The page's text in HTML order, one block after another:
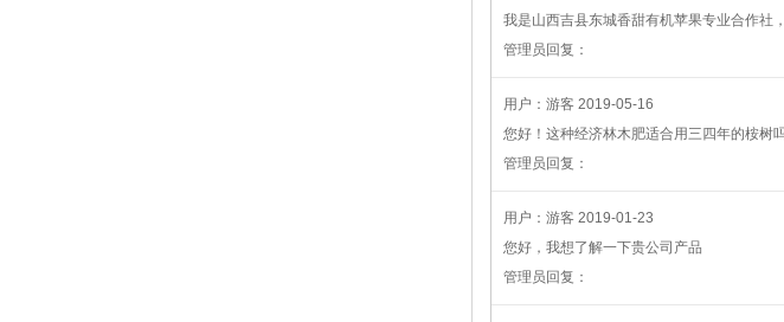
我是山西吉县东城香甜有机苹果专业合作社
管理员回复：
用户：游客 2019-05-16
您好！这种经济林木肥适合用三四年的桉树
管理员回复：
用户：游客 2019-01-23
您好，我想了解一下贵公司产品
管理员回复：